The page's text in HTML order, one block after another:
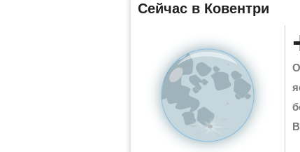
Сейчас в Ковентри